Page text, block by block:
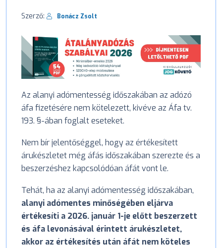
Szerző: Bonácz Zsolt
Az alanyi adómentesség időszakában az adózó
áfa fizetésére nem kötelezett, kivéve az Áfa tv.
193. §-ában foglalt eseteket.
Nem bír jelentőséggel, hogy az értékesített
árukészletet még áfás időszakában szerezte és a
beszerzéshez kapcsolódóan áfát vont le.
Tehát, ha az alanyi adómentesség időszakában,
alanyi adómentes minőségében eljárva
értékesíti a 2026. január 1-je előtt beszerzett
és áfa levonásával érintett árukészletet,
akkor az értékesítés után áfát nem köteles